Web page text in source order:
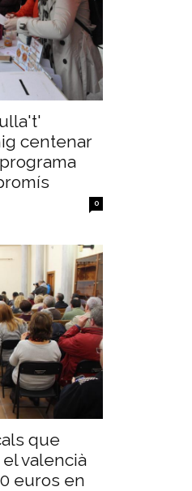
centenar
0
que
valencià
euros en